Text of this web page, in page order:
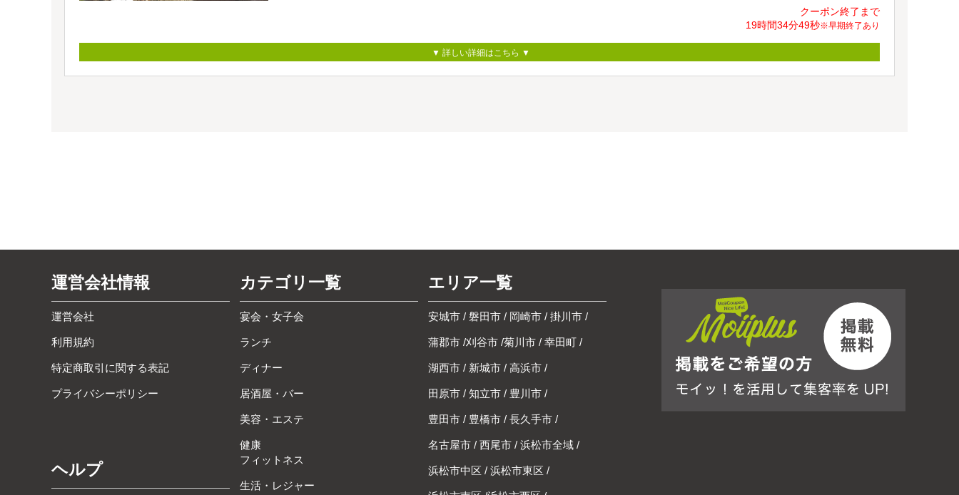
クーポン終了まで
19時間34分48秒※早期終了あり
▼ 詳しい詳細はこちら ▼
運営会社情報
運営会社
利用規約
特定商取引に関する表記
プライバシーポリシー
ヘルプ
カテゴリ一覧
宴会・女子会
ランチ
ディナー
居酒屋・バー
美容・エステ
健康
フィットネス
生活・レジャー
エリア一覧
安城市 / 磐田市 / 岡崎市 / 掛川市 /
蒲郡市 /刈谷市 /菊川市 / 幸田町 /
湖西市 / 新城市 / 高浜市 /
田原市 / 知立市 / 豊川市 /
豊田市 / 豊橋市 / 長久手市 /
名古屋市 / 西尾市 / 浜松市全域 /
浜松市中区 / 浜松市東区 /